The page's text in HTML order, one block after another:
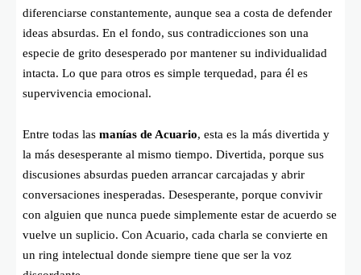
diferenciarse constantemente, aunque sea a costa de defender
ideas absurdas. En el fondo, sus contradicciones son una
especie de grito desesperado por mantener su individualidad
intacta. Lo que para otros es simple terquedad, para él es
supervivencia emocional.
Entre todas las manías de Acuario, esta es la más divertida y
la más desesperante al mismo tiempo. Divertida, porque sus
discusiones absurdas pueden arrancar carcajadas y abrir
conversaciones inesperadas. Desesperante, porque convivir
con alguien que nunca puede simplemente estar de acuerdo se
vuelve un suplicio. Con Acuario, cada charla se convierte en
un ring intelectual donde siempre tiene que ser la voz